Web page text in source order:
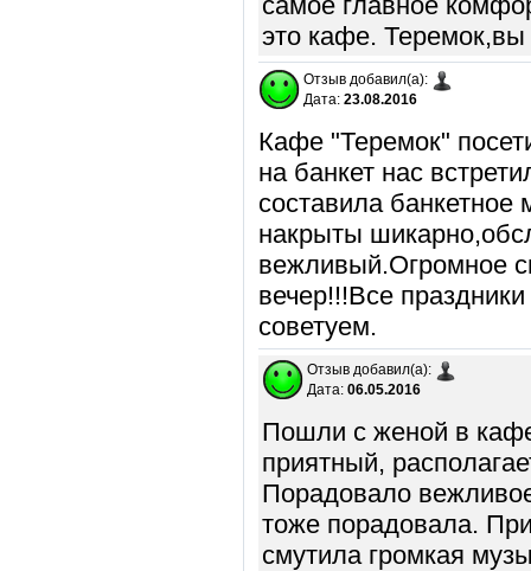
это кафе.
Отзыв добавил(а):
Дата: 23.08.2016
Кафе "Теремок"
на банкет нас
составила
накрыты
вежливый.Огромное
вечер!!!Все
советуем.
Отзыв добавил(а):
Дата: 06.05.2016
Пошли с женой в
приятный,
Порадовало
тоже порадовала.
смутила громкая